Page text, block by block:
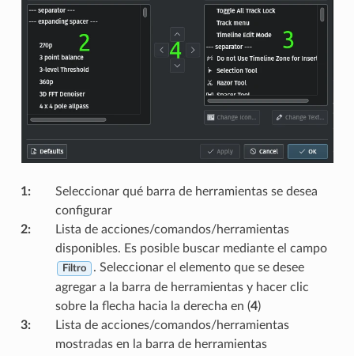
1:
Seleccionar qué barra de herramientas se desea
configurar
2:
Lista de acciones/comandos/herramientas
disponibles. Es posible buscar mediante el campo
Filtro
. Seleccionar el elemento que se desee
agregar a la barra de herramientas y hacer clic
sobre la flecha hacia la derecha en (4)
3:
Lista de acciones/comandos/herramientas
mostradas en la barra de herramientas